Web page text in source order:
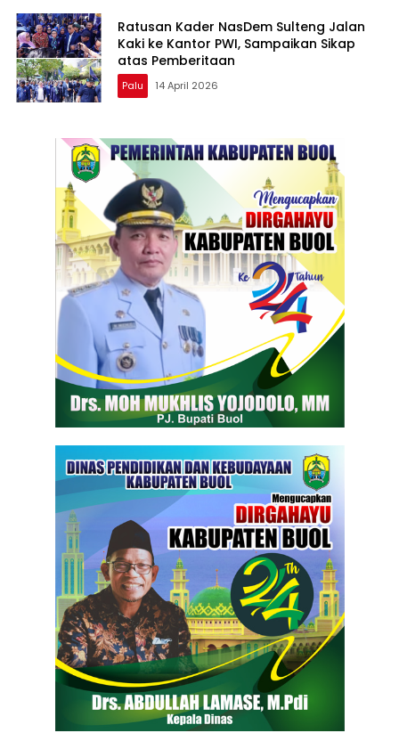
Ratusan Kader NasDem Sulteng Jalan
Kaki ke Kantor PWI, Sampaikan Sikap
atas Pemberitaan
Palu 14 April 2026